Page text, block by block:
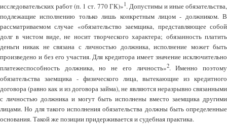
исследовательских работ (п. 1 ст. 770 ГК)»1. Допустимы и иные обязательства,
подлежащие исполнению только лишь конкретным лицом - должником. В
рассматриваемом случае «обязательство заемщика, представляющее собой
долг в чистом виде, не носит творческого характера; обязанность платить
деньги никак не связана с личностью должника, исполнение может быть
произведено и без его участия. Для кредитора имеет значение исключительно
платежеспособность должника, но не его личность»2. Именно поэтому
обязательства заемщика - физического лица, вытекающие из кредитного
договора (равно как и из договора займа), не являются неразрывно связанными
с личностью должника и могут быть исполнены вместо заемщика другими
лицами. Но для такого исполнения обязательства должны быть определенные
основания. Такой же позиции придерживается и судебная практика.